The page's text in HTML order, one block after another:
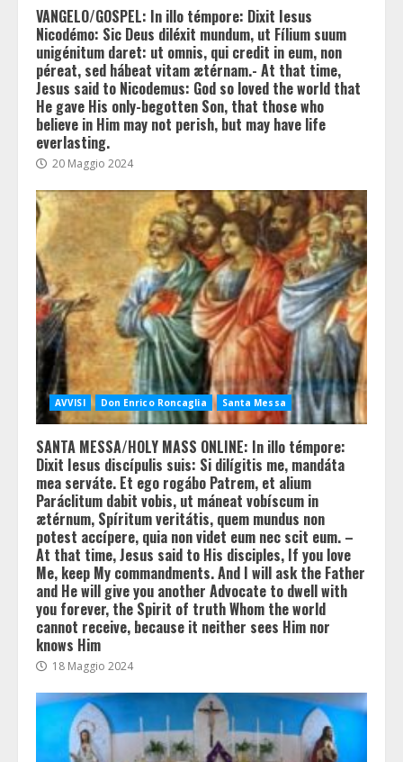
VANGELO/GOSPEL: In illo témpore: Dixit Iesus
Nicodémo: Sic Deus diléxit mundum, ut Fílium suum
unigénitum daret: ut omnis, qui credit in eum, non
péreat, sed hábeat vitam ætérnam.- At that time,
Jesus said to Nicodemus: God so loved the world that
He gave His only-begotten Son, that those who
believe in Him may not perish, but may have life
everlasting.
20 Maggio 2024
AVVISI Don Enrico Roncaglia Santa Messa
SANTA MESSA/HOLY MASS ONLINE: In illo témpore:
Dixit Iesus discípulis suis: Si dilígitis me, mandáta
mea serváte. Et ego rogábo Patrem, et alium
Paráclitum dabit vobis, ut máneat vobíscum in
ætérnum, Spíritum veritátis, quem mundus non
potest accípere, quia non videt eum nec scit eum. –
At that time, Jesus said to His disciples, If you love
Me, keep My commandments. And I will ask the Father
and He will give you another Advocate to dwell with
you forever, the Spirit of truth Whom the world
cannot receive, because it neither sees Him nor
knows Him
18 Maggio 2024